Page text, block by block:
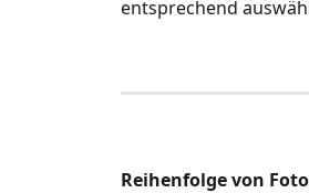
entsprechend
Reihenfolge von